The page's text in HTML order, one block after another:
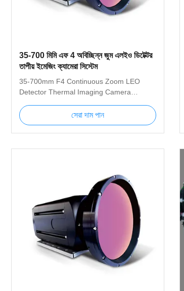
35-700 মিমি এফ 4 অবিচ্ছিন্ন জুম এলইও ডিটেক্টর
তাপীয় ইমেজিং ক্যামেরা সিস্টেম
35-700mm F4 Continuous Zoom LEO
Detector Thermal Imaging Camera
System is an advanced MWIR cooled
thermal imager used for long-distance
detection. The highly sensitive MWIR
continuous zoom infrared lens used in the
product can effectively distinguish targets
such as people, vehicles and ships in long
distance. Figure1 Thermal imaging
সেরা দাম পান